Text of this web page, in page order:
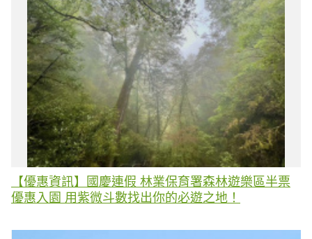
【優惠資訊】國慶連假 林業保育署森林遊樂區半票
優惠入園 用紫微斗數找出你的必遊之地！